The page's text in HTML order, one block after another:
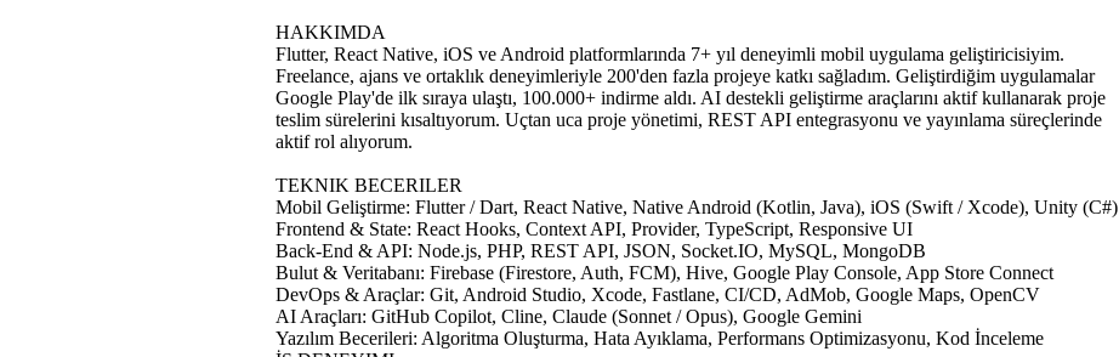
HAKKIMDA
Flutter, React Native, iOS ve Android platformlarında 7+ yıl deneyimli mobil uygulama geliştiricisiyim.
Freelance, ajans ve ortaklık deneyimleriyle 200'den fazla projeye katkı sağladım. Geliştirdiğim uygulamalar
Google Play'de ilk sıraya ulaştı, 100.000+ indirme aldı. AI destekli geliştirme araçlarını aktif kullanarak proje
teslim sürelerini kısaltıyorum. Uçtan uca proje yönetimi, REST API entegrasyonu ve yayınlama süreçlerinde
aktif rol alıyorum.
TEKNIK BECERILER
Mobil Geliştirme: Flutter / Dart, React Native, Native Android (Kotlin, Java), iOS (Swift / Xcode), Unity (C#)
Frontend & State: React Hooks, Context API, Provider, TypeScript, Responsive UI
Back-End & API: Node.js, PHP, REST API, JSON, Socket.IO, MySQL, MongoDB
Bulut & Veritabanı: Firebase (Firestore, Auth, FCM), Hive, Google Play Console, App Store Connect
DevOps & Araçlar: Git, Android Studio, Xcode, Fastlane, CI/CD, AdMob, Google Maps, OpenCV
AI Araçları: GitHub Copilot, Cline, Claude (Sonnet / Opus), Google Gemini
Yazılım Becerileri: Algoritma Oluşturma, Hata Ayıklama, Performans Optimizasyonu, Kod İnceleme